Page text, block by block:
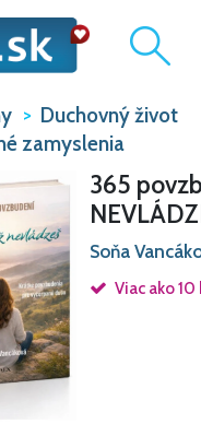
Duchovný život
zamyslenia
365
Soňa
Viac ako 10